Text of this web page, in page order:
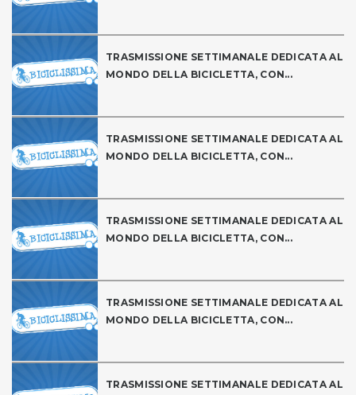
TRASMISSIONE SETTIMANALE DEDICATA AL
MONDO DELLA BICICLETTA, CON...
TRASMISSIONE SETTIMANALE DEDICATA AL
MONDO DELLA BICICLETTA, CON...
TRASMISSIONE SETTIMANALE DEDICATA AL
MONDO DELLA BICICLETTA, CON...
TRASMISSIONE SETTIMANALE DEDICATA AL
MONDO DELLA BICICLETTA, CON...
TRASMISSIONE SETTIMANALE DEDICATA AL